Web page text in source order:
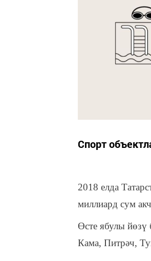
Спорт
2018 елда
миллиард сум
Өсте ябулы
Кама, Питрәч,